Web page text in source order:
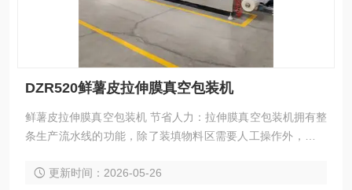
DZR520鲜薯皮拉伸膜真空包装机
鲜薯皮拉伸膜真空包装机 节省人力：拉伸膜真空包装机拥有整
条生产流水线的功能，除了装填物料区需要人工操作外，其余
了自动化生产，大大节省了人力成本。 减少人工接触：全自动
更新时间：2026-05-26